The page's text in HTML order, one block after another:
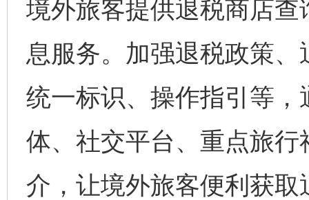
境外旅客提供退税商店查
息服务。加强退税政策
统一标识、操作指引等
体、社交平台、重点旅
介，让境外旅客便利获